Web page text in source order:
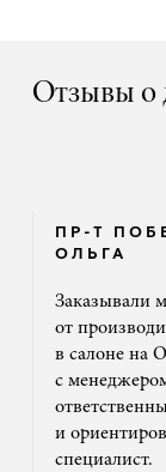
Отзывы о
ПР-Т
ОЛЬГА
Заказывали
от
в салоне на
с
и
специалист.